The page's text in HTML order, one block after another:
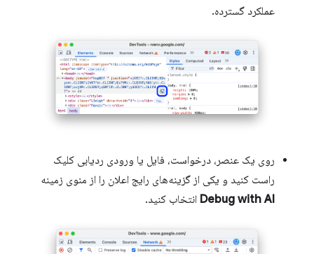
عملکرد گسترده.
روی یک عنصر، درخواست، فایل یا ورودی ردیابی کلیک
راست کنید و یکی از گزینه‌های رایج اعلان را از منوی زمینه
Debug with AI انتخاب کنید.